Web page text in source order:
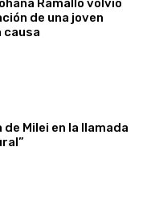
Ramallo volvió
de una joven
causa
Milei en la llamada